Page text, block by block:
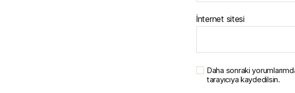
İnternet sitesi
Daha sonraki
tarayıcıya kaydedilsin.